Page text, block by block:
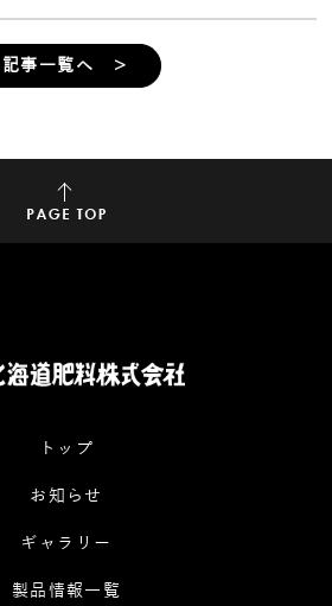
記事一覧へ ＞
トップ
お知らせ
ギャラリー
製品情報一覧